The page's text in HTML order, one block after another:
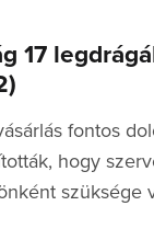
17
fontos
hogy
szüksége